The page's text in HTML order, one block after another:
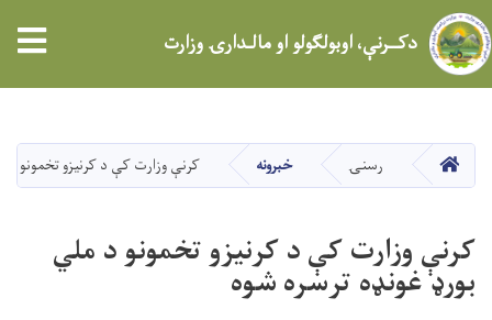
دانګل
دکــرنې، اوبولګولو او مالـدارۍ وزارت
کور رسنۍ خبرونه کرنې وزارت کې د کرنیزو تخمونو د
کرنې وزارت کې د کرنیزو تخمونو د ملي
بورډ غونډه ترسره شوه